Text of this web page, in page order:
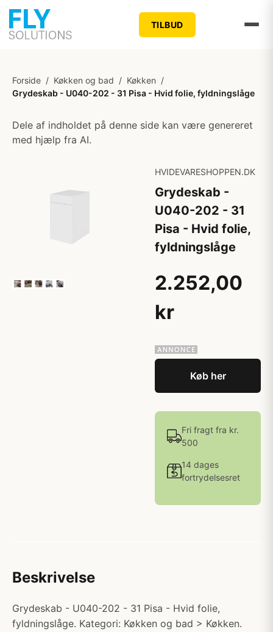
TILBUD
Forside / Køkken og bad / Køkken /
Grydeskab - U040-202 - 31 Pisa - Hvid folie, fyldningslåge
Dele af indholdet på denne side kan være genereret
med hjælp fra AI.
HVIDEVARESHOPPEN.DK
Grydeskab -
U040-202 - 31
Pisa - Hvid folie,
fyldningslåge
2.252,00
kr
Køb her
Fri fragt fra kr.
500
14 dages
fortrydelsesret
Beskrivelse
Grydeskab - U040-202 - 31 Pisa - Hvid folie,
fyldningslåge. Kategori: Køkken og bad > Køkken.